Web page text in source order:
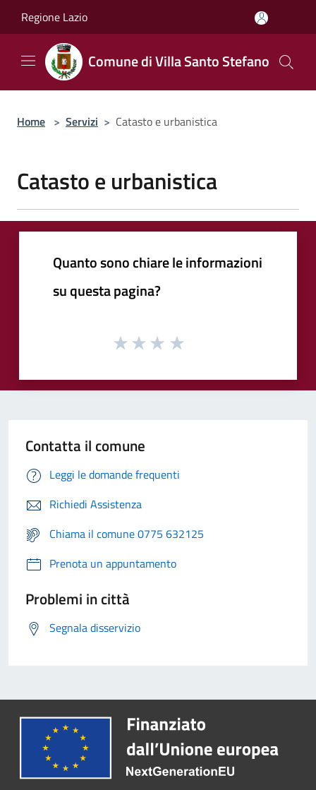
Regione Lazio
Comune di Villa Santo Stefano
Home > Servizi > Catasto e urbanistica
Catasto e urbanistica
Quanto sono chiare le informazioni
su questa pagina?
Contatta il comune
Leggi le domande frequenti
Richiedi Assistenza
Chiama il comune 0775 632125
Prenota un appuntamento
Problemi in città
Segnala disservizio